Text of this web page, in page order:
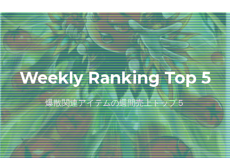
Weekly Ranking Top 5
爆散関連アイテムの週間売上トップ５